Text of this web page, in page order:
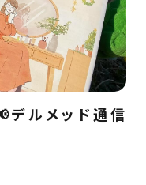
デルメッド通信